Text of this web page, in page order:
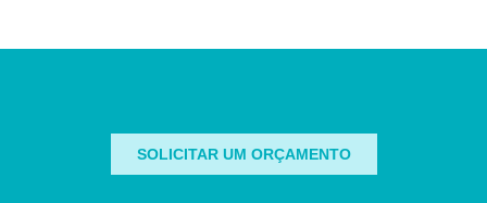
SOLICITAR UM ORÇAMENTO